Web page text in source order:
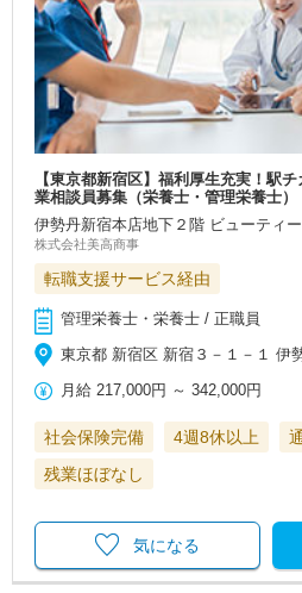
【東京都新宿区】福利厚生充実！駅
業相談員募集（栄養士・管理栄養士）
伊勢丹新宿本店地下２階 ビューティ
株式会社美高商事
転職支援サービス経由
管理栄養士・栄養士 / 正職員
東京都 新宿区 新宿３－１－１ 伊
月給 217,000円 ～342,000円
社会保険完備 4週8休以上
残業ほぼなし
気になる